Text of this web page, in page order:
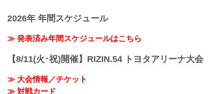
2026年 年間スケジュール
≫ 発表済み年間スケジュールはこちら
【8/11(火･祝)開催】RIZIN.54 トヨタアリーナ大会
≫ 大会情報／チケット
≫ 対戦カード